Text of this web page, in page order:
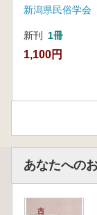
新潟県民俗学会
新刊 1冊
1,100円
あなたへの